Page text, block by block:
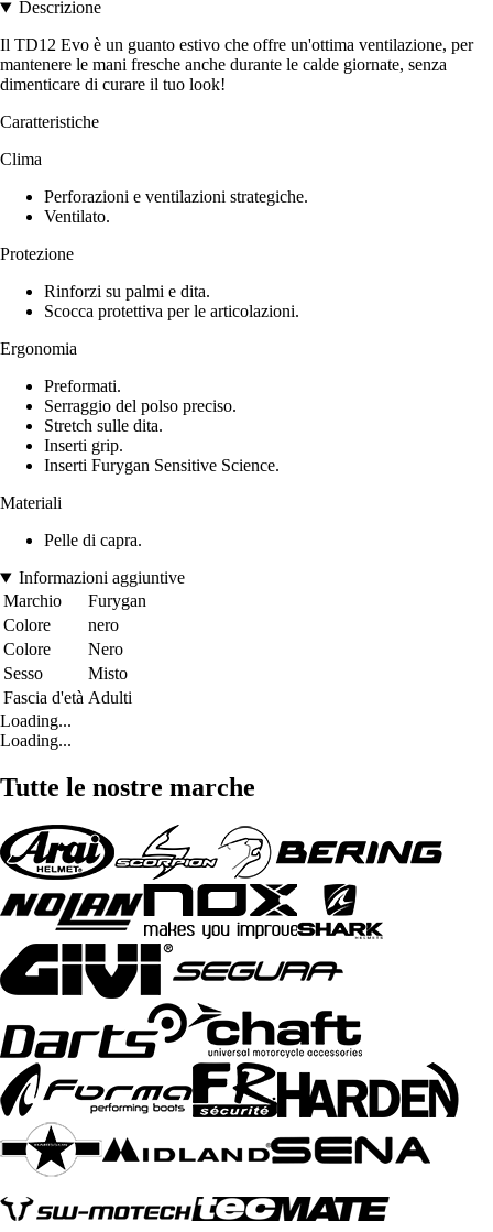
Descrizione
Il TD12 Evo è un guanto estivo che offre un'ottima ventilazione, per
mantenere le mani fresche anche durante le calde giornate, senza
dimenticare di curare il tuo look!
Caratteristiche
Clima
Perforazioni e ventilazioni strategiche.
Ventilato.
Protezione
Rinforzi su palmi e dita.
Scocca protettiva per le articolazioni.
Ergonomia
Preformati.
Serraggio del polso preciso.
Stretch sulle dita.
Inserti grip.
Inserti Furygan Sensitive Science.
Materiali
Pelle di capra.
Informazioni aggiuntive
Marchio
Furygan
Colore
nero
Colore
Nero
Sesso
Misto
Fascia d'età Adulti
Loading...
Loading...
Tutte le nostre marche